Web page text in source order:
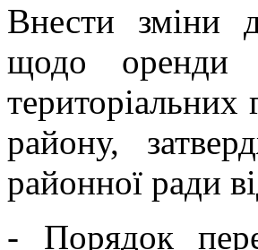
Внести зміни
щодо оренди
району,
районної ради
- Порядок